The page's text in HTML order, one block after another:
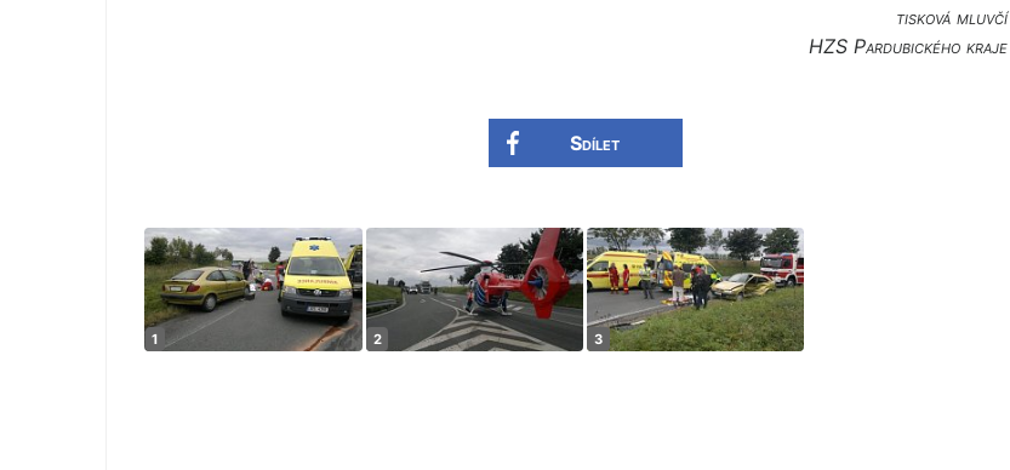
tisková mluvčí
HZS Pardubického kraje
Sdílet